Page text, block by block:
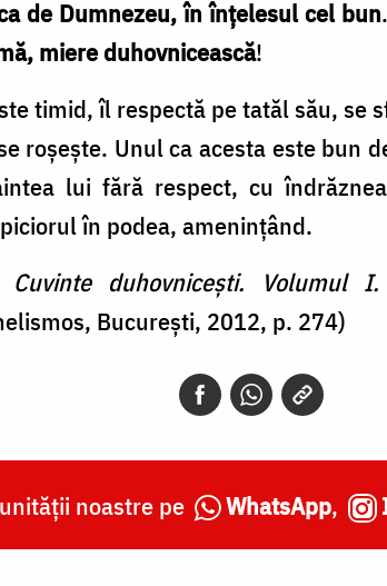
de Dumnezeu, în înțelesul cel bun
miere duhovnicească!
timid, îl respectă pe tatăl său, se
roșește. Unul ca acesta este bun
lui fără respect, cu
în podea, amenințând.
Cuvinte duhovnicești. Volumul I.
București, 2012, p. 274)
noastre pe WhatsApp,